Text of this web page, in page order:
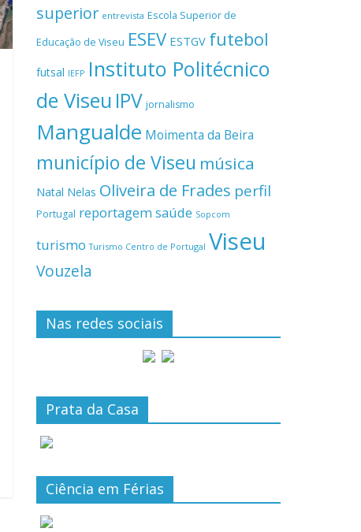
superior entrevista Escola Superior de
Educação de Viseu ESEV ESTGV futebol
futsal IEFP Instituto Politécnico
de Viseu IPV jornalismo
Mangualde Moimenta da Beira
município de Viseu música
Natal Nelas Oliveira de Frades perfil
Portugal reportagemsaúde Sopcom
turismo Turismo Centro de Portugal Viseu
Vouzela
Nas redes sociais
Prata da Casa
Ciência em Férias